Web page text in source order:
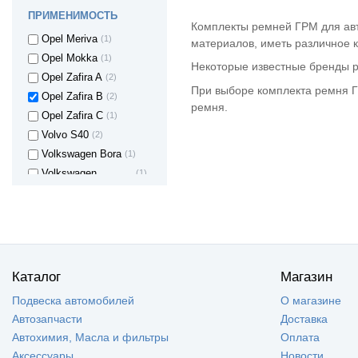
ПРИМЕНИМОСТЬ
Opel Kadett E (1)
Opel Meriva (1)
Opel Mokka (1)
Opel Zafira A (2)
Opel Zafira B (2)
Opel Zafira C (1)
Volvo S40 (2)
Volkswagen Bora (1)
Volkswagen
(1)
Volkswagen Polo
Volkswagen Polo
Volkswagen Touran
Volkswagen
(1)
Комплекты ремней ГРМ для
материалов, иметь различное
Некоторые известные бренды
При выборе комплекта ремня
ремня.
Каталог
Подвеска автомобилей
Автозапчасти
Автохимия, Масла и фильтры
Магазин
О магазине
Доставка
Оплата